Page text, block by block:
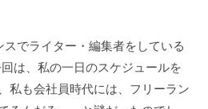
でライター・編集者をしている
は、私の一日のスケジュールを
私も会社員時代には、フリーラン